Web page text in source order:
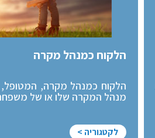
הלקוח כמנהל מקרה
הלקוח כמנהל מקרה, המטופל,
מנהל המקרה שלו או של
לקטגוריה >